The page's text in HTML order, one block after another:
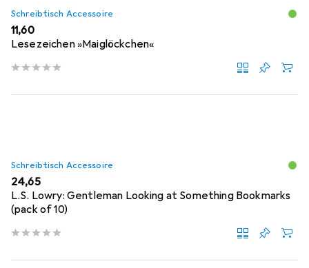
Schreibtisch Accessoire
EUR
11,60
Lesezeichen »Maiglöckchen«
Schreibtisch Accessoire
EUR
24,65
L.S. Lowry: Gentleman Looking at Something Bookmarks
(pack of 10)